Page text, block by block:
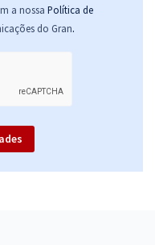
a nossa Política de
do Gran.